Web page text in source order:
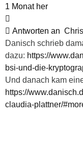
1 Monat her
Antworten an
Danisch schrieb
dazu: https://
bsi-und-die-
Und danach kam
https://
claudia-plattner/